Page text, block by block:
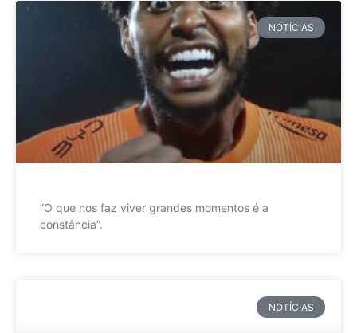
NOTÍCIAS
”O que nos faz viver grandes momentos é a
constância”.
NOTÍCIAS